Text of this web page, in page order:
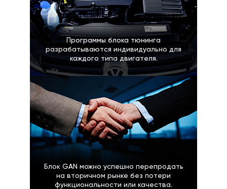
Программы блока тюнинга
разрабатываются индивидуально для
каждого типа двигателя.
Блок GAN можно успешно перепродать
на вторичном рынке без потери
функциональности или качества.